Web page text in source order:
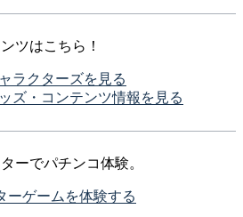
ツはこちら！
ラクターズを見る
ズ・コンテンツ情報を見る
ーでパチンコ体験。
ーゲームを体験する